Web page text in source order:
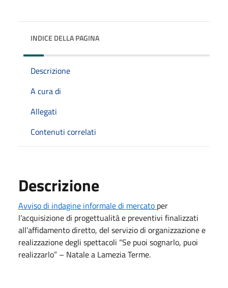
INDICE DELLA PAGINA
Descrizione
A cura di
Allegati
Contenuti correlati
Descrizione
Avviso di indagine informale di mercato per
l’acquisizione di progettualità e preventivi finalizzati
all’affidamento diretto, del servizio di organizzazione e
realizzazione degli spettacoli “Se puoi sognarlo, puoi
realizzarlo” – Natale a Lamezia Terme.